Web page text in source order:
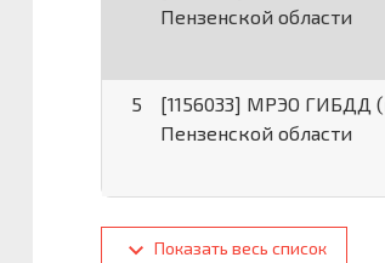
Пензенской области
5
[1156033] МРЭО ГИБДД
Пензенской области
Показать весь список